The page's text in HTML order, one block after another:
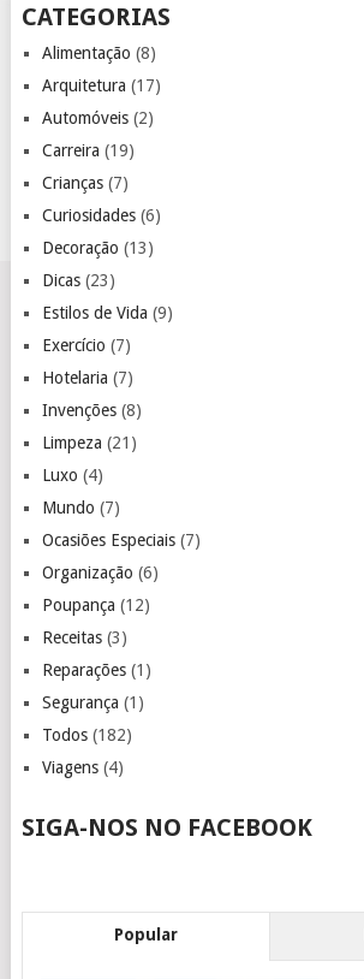
CATEGORIAS
Alimentação (8)
Arquitetura (17)
Automóveis(2)
Carreira (19)
Crianças(7)
Curiosidades(6)
Decoração (13)
Dicas(23)
Estilos de Vida (9)
Exercício (7)
Hotelaria (7)
Invenções(8)
Limpeza (21)
Luxo (4)
Mundo (7)
Ocasiões Especiais(7)
Organização (6)
Poupança (12)
Receitas(3)
Reparações(1)
Segurança (1)
Todos(182)
Viagens(4)
SIGA-NOS NO FACEBOOK
Popular